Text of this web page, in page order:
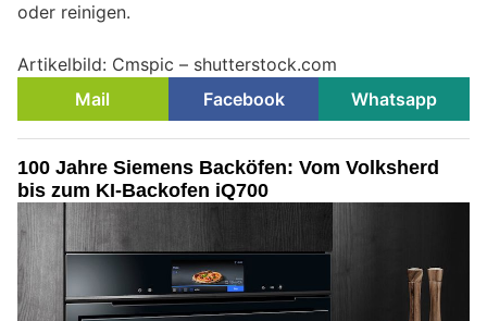
oder reinigen.
Artikelbild: Cmspic – shutterstock.com
Mail
Facebook Whatsapp
100 Jahre Siemens Backöfen: Vom Volksherd
bis zum KI-Backofen iQ700